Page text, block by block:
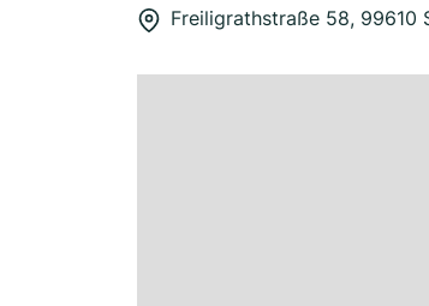
Freiligrathstraße 58, 99610